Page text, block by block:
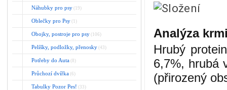
Náhubky pro psy (19)
Oblečky pro Psy (1)
Obojky, postroje pro psy (106)
Pelíšky, podložky, přenosky (43)
Potřeby do Auta (8)
Průchozí dvířka (6)
Tabulky Pozor Pes! (33)
Analýza
Hrubý
6,7%, hrubá
(přirozený